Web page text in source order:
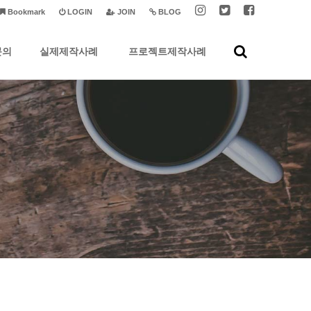
BLOG
JOIN
LOGIN
Bookmark
실제제작사례 프로젝트제작사례